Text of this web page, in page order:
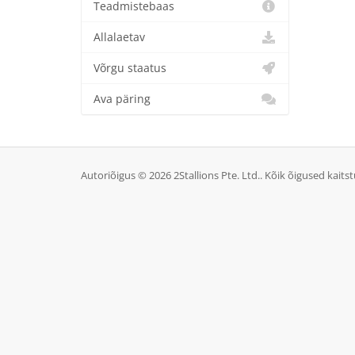
Teadmistebaas
Allalaetav
Võrgu staatus
Ava päring
Autoriõigus © 2026 2Stallions Pte. Ltd.. Kõik õigused